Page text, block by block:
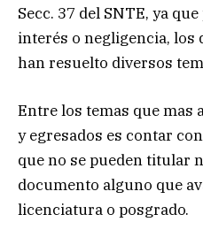
Secc. 37 del SNTE, ya
interés o negligencia, los
han resuelto diversos
Entre los temas que mas
y egresados es contar
que no se pueden titular
documento alguno que
licenciatura o posgrado.